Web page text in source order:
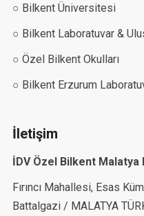
○ Bilkent Üniversitesi
○ Bilkent Laboratuvar &
○ Özel Bilkent Okulları
○ Bilkent Erzurum
İletişim
İDV Özel Bilkent Malatya
Fırıncı Mahallesi, Esas
Battalgazi / MALATYA